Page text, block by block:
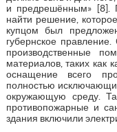
и предрешённым» [8].
найти решение,
купцом был
губернское
производственные
материалов, таких как
оснащение всего
полностью
окружающую среду.
противопожарные и
здания включили